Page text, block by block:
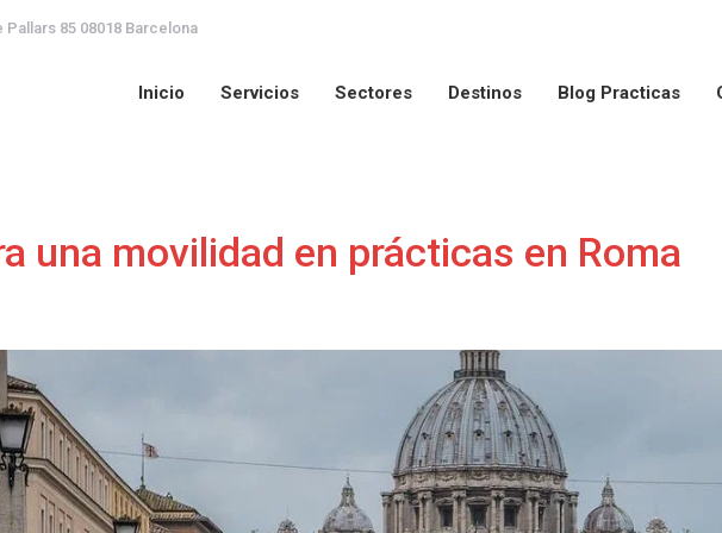
Pallars 85 08018 Barcelona
Inicio Servicios Sectores Destinos Blog Practicas
una movilidad en prácticas en Roma
Inicio